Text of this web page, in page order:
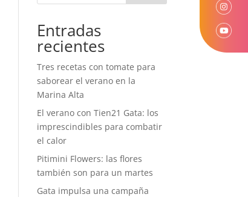
Entradas
recientes
Tres recetas con tomate para
saborear el verano en la
Marina Alta
El verano con Tien21 Gata: los
imprescindibles para combatir
el calor
Pitimini Flowers: las flores
también son para un martes
Gata impulsa una campaña